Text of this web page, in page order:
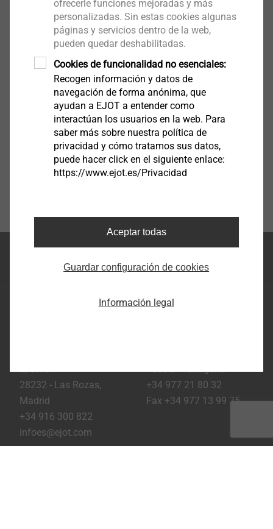
Inicio página
3, Of. 31
28232 - Las Rozas,
Madrid
+34 916 300 822
infoes@ejot.com
43006 - Tarragona
+34 977 21 80 32
Fax +34 977 13 99 75
ofrecerle funciones mejoradas y más
personalizadas. Sin estas cookies algunas
páginas y servicios dentro de la web,
pueden quedar deshabilitadas.
Cookies de funcionalidad no esenciales:
Recogen información y datos de
navegación de forma anónima, que
ayudan a EJOT a entender como
interactúan los usuarios en la web. Para
saber más sobre nuestra política de
privacidad y cómo tratamos sus datos,
puede hacer click en el siguiente enlace:
https://www.ejot.es/Privacidad
Aceptar todas
Guardar configuración de cookies
Información legal